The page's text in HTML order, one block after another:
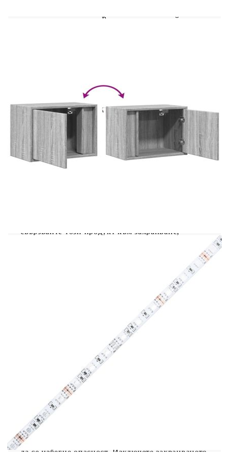
неправилен монтаж. Редовно проверявайте дали
подходящи за вашия тип стена крепежни
елементи. Преди да пробиете дупки, проверете
дали в стената няма електрически проводници
или водопроводна инсталация (ако не сте
сигурни, потърсете професионален съвет от
квалифициран търговец). Местният магазин за
железария ще разполага с необходимите свредла
и крепежни елементи и може да предостави
съвет, ако е необходимо. Ако имате съмнения,
използвайте услугите на квалифициран
свързвайте този продукт към захранване,
трябва да се използва от деца под 15 години,
както и от лица с намалени физически, сетивни
или умствени способности или с липса на опит
и познания относно използването на
електронни уреди. Електричеството е опасно.
Повредите и неправилният монтаж, употреба
или промяна (подмяна на отделни компоненти)
могат да доведат до повреда на устройството, до
токов удар и опасност за потребителя. Не
използвайте този продукт във взривоопасна
атмосфера, като например при наличие на
запалими течности, газове и прах, или при
температура над 50 градуса по Целзий или
повече. Не включвайте продукта, ако
свързващият кабел или захранването са видимо
повредени. Ако външният гъвкав кабел или
захранващ кабел на това осветително тяло е
повреден, той трябва да бъде заменен
изключително от производителя, негов сервизен
агент или от подобно квалифицирано лице, за
да се избегне опасност. Изключете захранването